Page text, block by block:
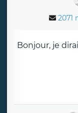
2071
Bonjour, je